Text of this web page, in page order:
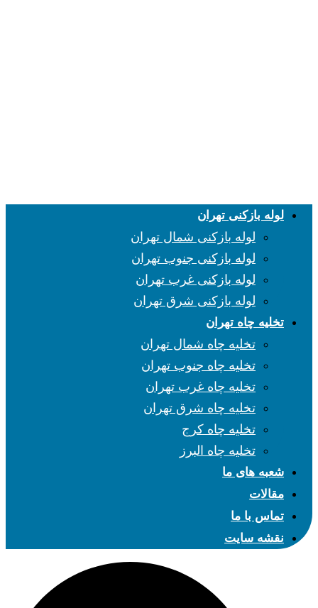
لوله بازکنی تهران
لوله بازکنی شمال تهران
لوله بازکنی جنوب تهران
لوله بازکنی غرب تهران
لوله بازکنی شرق تهران
تخلیه چاه تهران
تخلیه چاه شمال تهران
تخلیه چاه جنوب تهران
تخلیه چاه غرب تهران
تخلیه چاه شرق تهران
تخلیه چاه کرج
تخلیه چاه البرز
شعبه های ما
مقالات
تماس با ما
نقشه سایت